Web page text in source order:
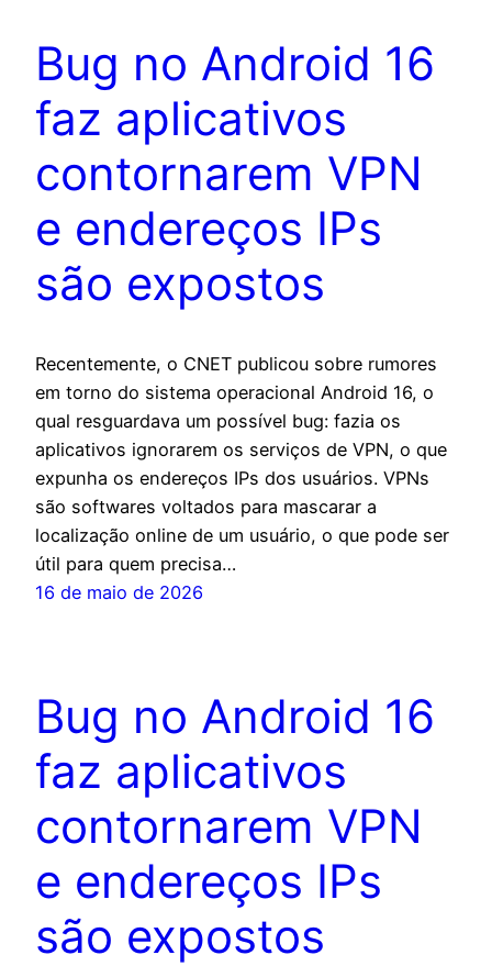
Bug no Android 16
faz aplicativos
contornarem VPN
e endereços IPs
são expostos
Recentemente, o CNET publicou sobre rumores
em torno do sistema operacional Android 16, o
qual resguardava um possível bug: fazia os
aplicativos ignorarem os serviços de VPN, o que
expunha os endereços IPs dos usuários. VPNs
são softwares voltados para mascarar a
localização online de um usuário, o que pode ser
útil para quem precisa…
16 de maio de 2026
Bug no Android 16
faz aplicativos
contornarem VPN
e endereços IPs
são expostos